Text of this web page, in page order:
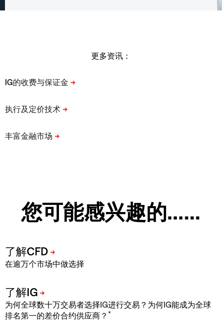
更多资讯：
您可能感兴趣的……
在逾万个市场中做选择
为何全球数十万交易者选择IG进行交易？为何IG能成为全球
排名第一的差价合约供应商？ *